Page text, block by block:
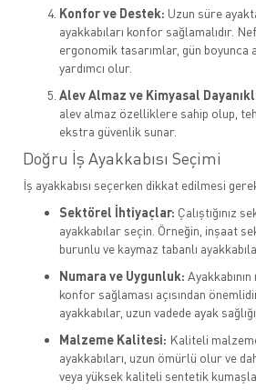
Konfor ve Destek: Uzun süre
ayakkabıları konfor sağlamalıdır.
ergonomik tasarımlar, gün boyunca
yardımcı olur.
Alev Almaz ve Kimyasal
alev almaz özelliklere sahip olup,
ekstra güvenlik sunar.
Doğru İş Ayakkabısı Seçimi
İş ayakkabısı seçerken dikkat edilmesi
Sektörel İhtiyaçlar: Çalıştığınız
ayakkabılar seçin. Örneğin, inşaat
burunlu ve kaymaz tabanlı
Numara ve Uygunluk:
konfor sağlaması açısından
ayakkabılar, uzun vadede ayak
Malzeme Kalitesi: Kaliteli
ayakkabıları, uzun ömürlü olur ve
veya yüksek kaliteli sentetik